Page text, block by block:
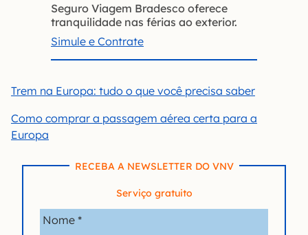
Seguro Viagem Bradesco oferece
tranquilidade nas férias ao exterior.
Simule e Contrate
Trem na Europa: tudo o que você precisa saber
Como comprar a passagem aérea certa para a
Europa
RECEBA A NEWSLETTER DO VNV
Serviço gratuito